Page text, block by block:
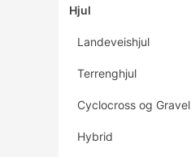
Hjul
Landeveishjul
Terrenghjul
Cyclocross og Gravel
Hybrid